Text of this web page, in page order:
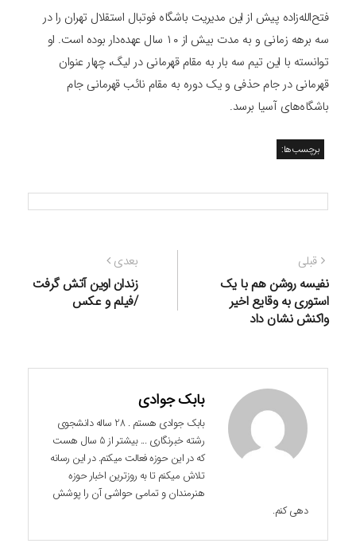
فتح‌الله‌زاده پیش از این مدیریت باشگاه فوتبال استقلال تهران را در
سه برهه زمانی و به مدت بیش از ۱۰ سال عهده‌دار بوده‌ است. او
توانسته با این تیم سه بار به مقام قهرمانی در لیگ، چهار عنوان
قهرمانی در جام حذفی و یک دوره به مقام نائب قهرمانی جام
باشگاه‌های آسیا برسد.
برچسب‌ها:
راهبری
نوشته
قبلی
قبلی:
نفیسه روشن هم با یک
استوری به وقایع اخیر
واکنش نشان داد
بعدی
بعدی:
زندان اوین آتش گرفت
/فیلم و عکس
بابک جوادی
بابک جوادی هستم . 28 ساله دانشجوی
رشته خبرنگاری ... بیشتر از 5 سال هست
که در این حوزه فعالت میکنم. در این رسانه
تلاش میکنم تا به روزترین اخبار حوزه
هنرمندان و تمامی حواشی آن را پوشش
دهی کنم.